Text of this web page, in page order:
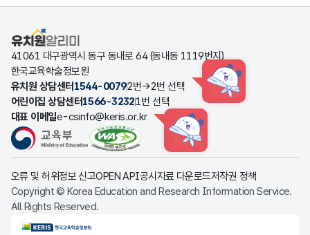
유치원알리미
41061 대구광역시 동구 동내로 64 (동내동 1119번지)
한국교육학술정보원
유치원 상담센터 1544-00792번→2번 선택 HINT
어린이집 상담센터1566-32321번 선택
대표 이메일e-csinfo@keris.or.kr
HINT
오류 및 허위정보 신고OPEN API공시자료 다운로드저작권 정책
Copyright © Korea Education and Research Information Service.
All Rights Reserved.
KERIS한국교육학술정보원